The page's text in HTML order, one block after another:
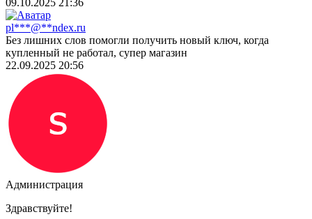
09.10.2025 21:36
pl***@**ndex.ru
Без лишних слов помогли получить новый ключ, когда
купленный не работал, супер магазин
22.09.2025 20:56
Администрация
Здравствуйте!